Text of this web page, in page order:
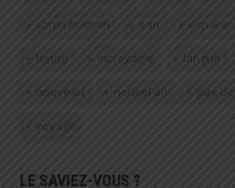
corps humain eau espace
heure incroyable langue
nouveau nouvel an pas
voyage
LE SAVIEZ-VOUS ?